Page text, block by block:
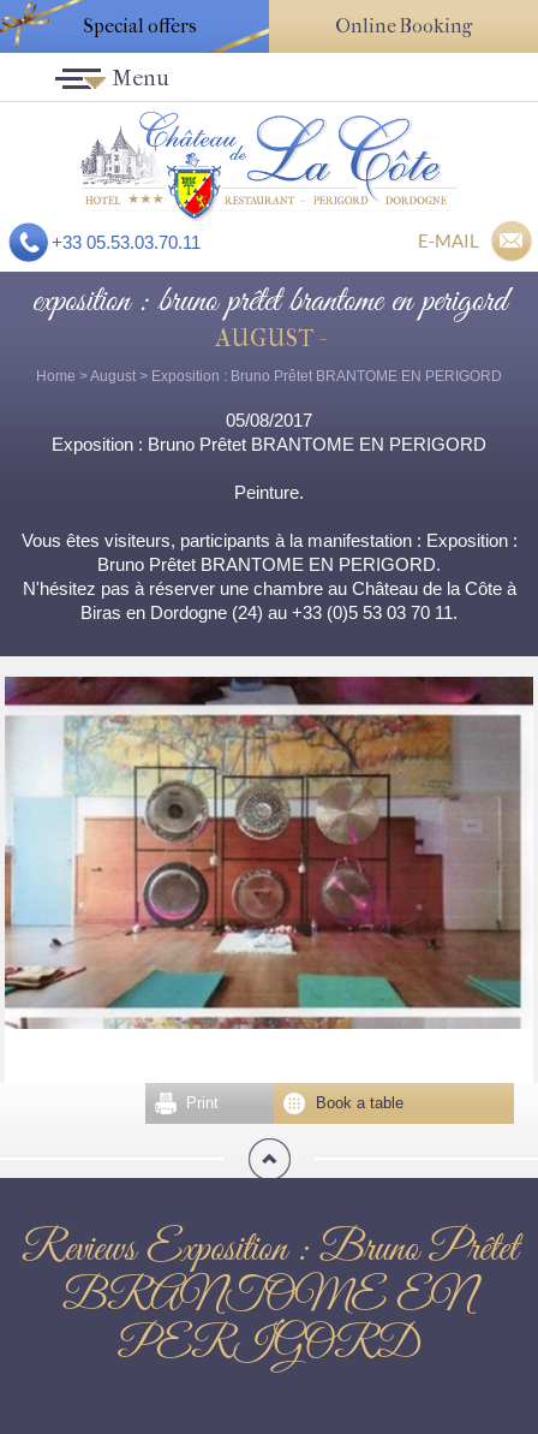
Special offers Online Booking
+33 05.53.03.70.11 E-MAIL
Menu
exposition : bruno prêtet brantome en perigord
AUGUST -
Home >August > Exposition : Bruno Prêtet BRANTOME EN PERIGORD
05/08/2017
Exposition : Bruno Prêtet BRANTOME EN PERIGORD
Peinture.
Vous êtes visiteurs, participants à la manifestation : Exposition :
Bruno Prêtet BRANTOME EN PERIGORD.
N'hésitez pas à réserver une chambre au Château de la Côte à
Biras en Dordogne (24) au +33 (0)5 53 03 70 11.
Book a table
Print
Reviews Exposition : Bruno Prêtet
BRANTOME EN
PERIGORD